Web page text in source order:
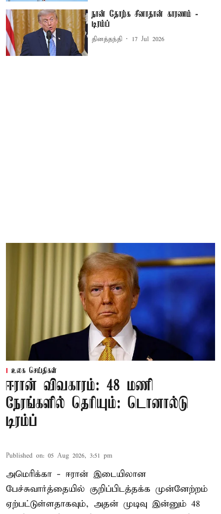
நான் தோற்க சீனாதான் காரணம் -
டிரம்ப்
தினத்தந்தி 17 Jul 2026
உலக செய்திகள்
ஈரான் விவகாரம்: 48 மணி
நேரங்களில் தெரியும்: டொனால்டு
டிரம்ப்
Published on: 05 Aug 2026, 3:51 pm
அமெரிக்கா - ஈரான் இடையிலான
பேச்சுவார்த்தையில் குறிப்பிடத்தக்க முன்னேற்றம்
ஏற்பட்டுள்ளதாகவும், அதன் முடிவு இன்னும் 48